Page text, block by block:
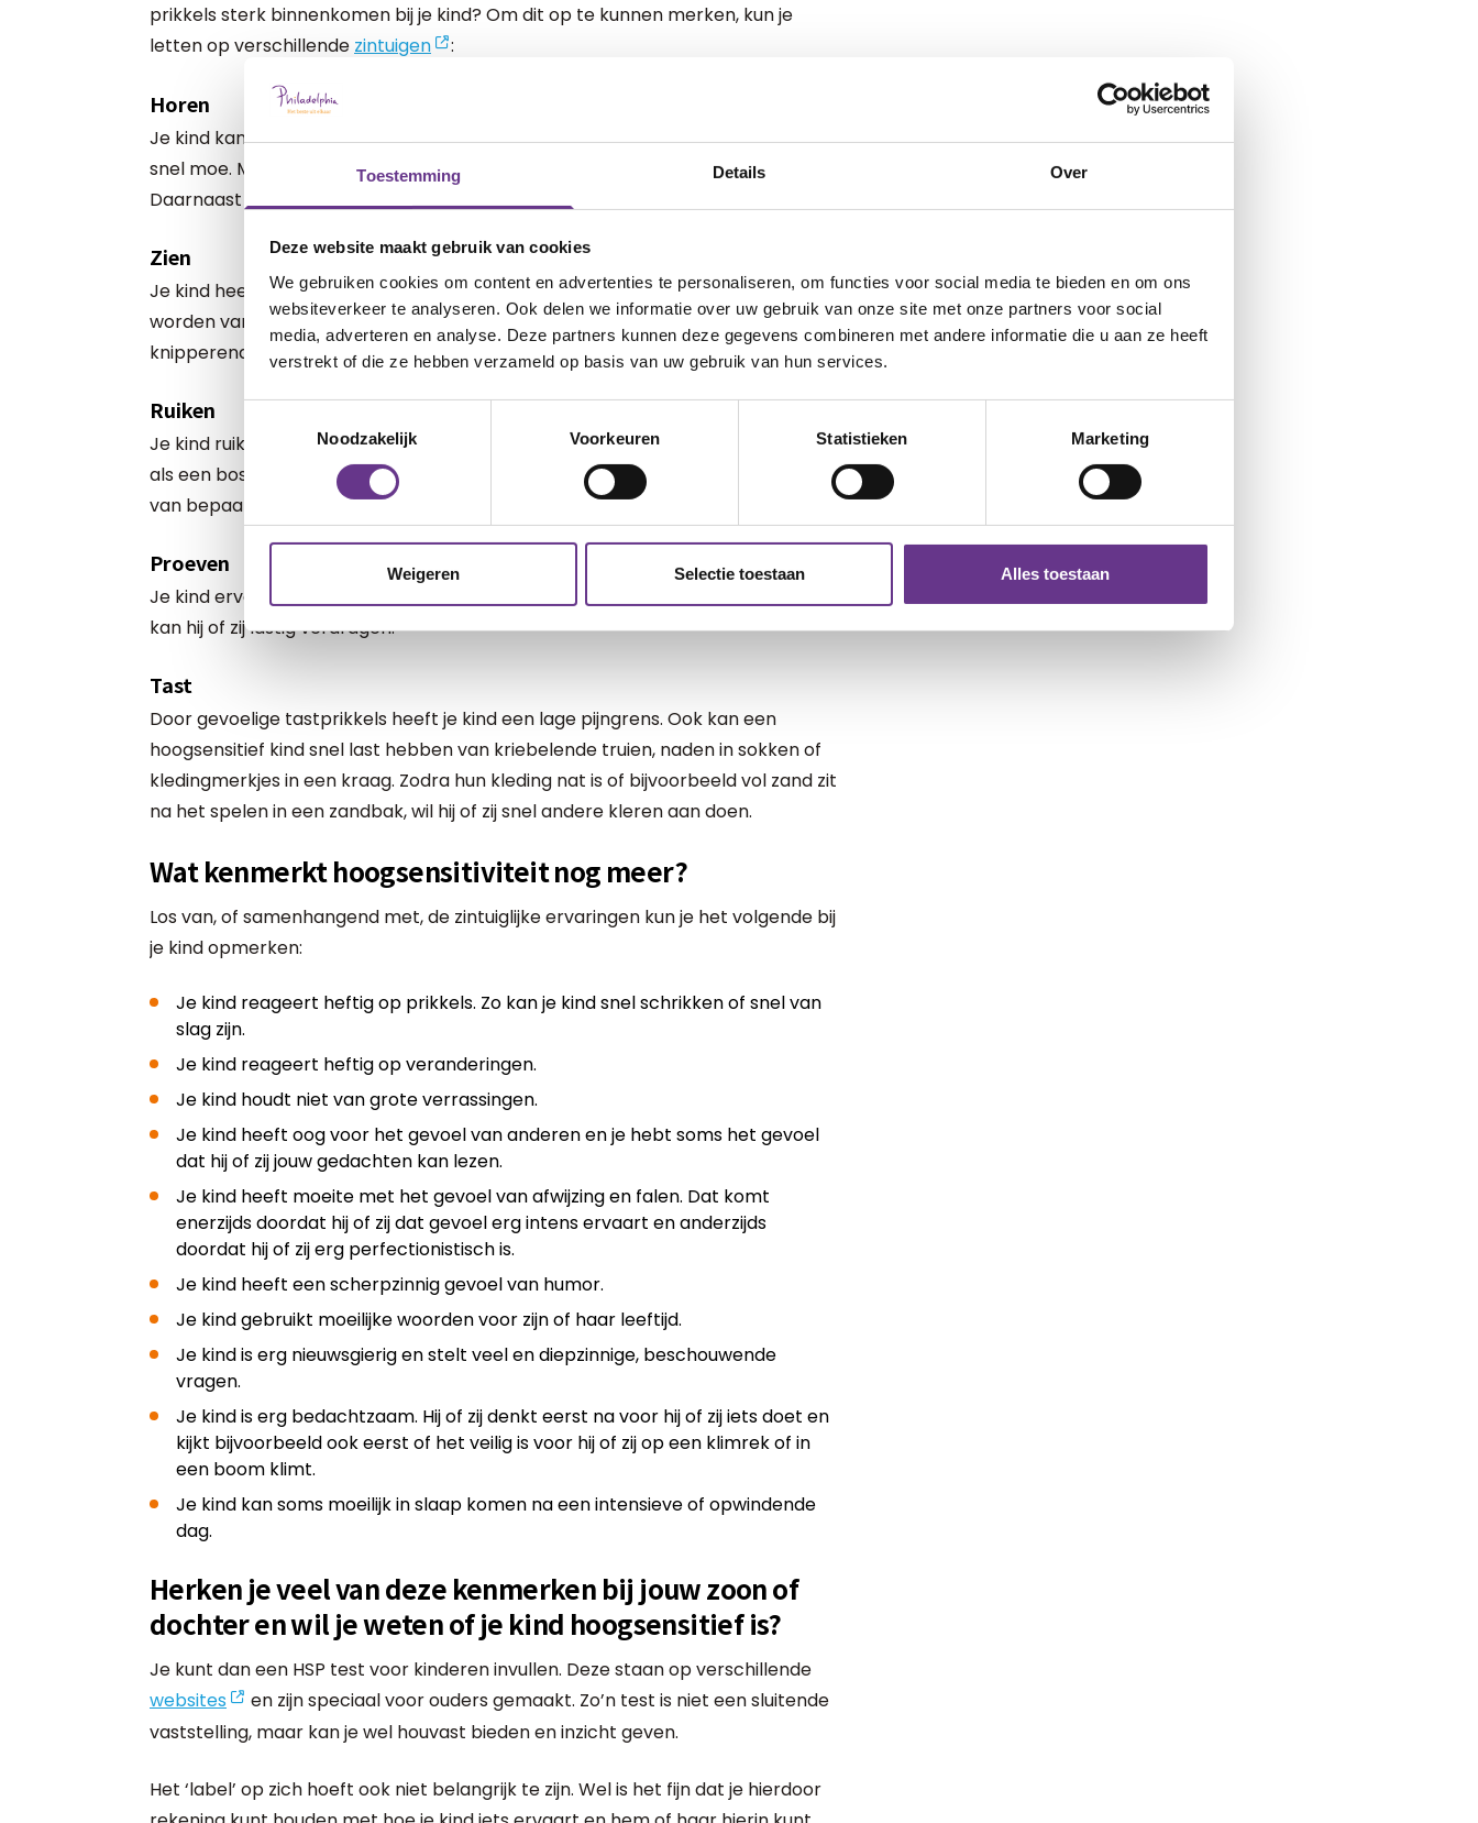
Toestemming Details Over
Deze website maakt gebruik van cookies
We gebruiken cookies om content en advertenties te personaliseren, om functies voor social media te bieden en om ons
websiteverkeer te analyseren. Ook delen we informatie over uw gebruik van onze site met onze partners voor social
media, adverteren en analyse. Deze partners kunnen deze gegevens combineren met andere informatie die u aan ze heeft
verstrekt of die ze hebben verzameld op basis van uw gebruik van hun services.
Noodzakelijk
Voorkeuren Statistieken Marketing
Weigeren Selectie toestaan Alles toestaan
prikkels sterk binnenkomen bij je kind? Om dit op te kunnen merken, kun je
letten op verschillende zintuigen :
Horen
Je kind kan slecht functioneren in een luidruchtige omgeving of wordt daar heel
snel moe. Misschien doet je kind wel letterlijk zijn of haar handen voor de oren.
Daarnaast heeft je kind de voorkeur voor rustige spelletjes.
Zien
Je kind heeft oog voor detail en ervaart licht sneller als fel. Ook kan je kind moe
worden van het zien van veel prikkels, bijvoorbeeld door een drukke video,
knipperende lampen en veel mensen.
Ruiken
Je kind ruikt geuren extra sterk. Hij of zij merkt stank snel op, maar ruikt het ook
als een bos bloemen in een ruimte staan. Je kind kan ook onpasselijk worden
van bepaalde geuren, zoals zweet of een bepaalde parfum.
Proeven
Je kind ervaart smaken erg sterk. Ook sommige smaken of texturen van eten
kan hij of zij lastig verdragen.
Tast
Door gevoelige tastprikkels heeft je kind een lage pijngrens. Ook kan een
hoogsensitief kind snel last hebben van kriebelende truien, naden in sokken of
kledingmerkjes in een kraag. Zodra hun kleding nat is of bijvoorbeeld vol zand zit
na het spelen in een zandbak, wil hij of zij snel andere kleren aan doen.
Wat kenmerkt hoogsensitiviteit nog meer?
Los van, of samenhangend met, de zintuiglijke ervaringen kun je het volgende bij
je kind opmerken:
Je kind reageert heftig op prikkels. Zo kan je kind snel schrikken of snel van
slag zijn.
Je kind reageert heftig op veranderingen.
Je kind houdt niet van grote verrassingen.
Je kind heeft oog voor het gevoel van anderen en je hebt soms het gevoel
dat hij of zij jouw gedachten kan lezen.
Je kind heeft moeite met het gevoel van afwijzing en falen. Dat komt
enerzijds doordat hij of zij dat gevoel erg intens ervaart en anderzijds
doordat hij of zij erg perfectionistisch is.
Je kind heeft een scherpzinnig gevoel van humor.
Je kind gebruikt moeilijke woorden voor zijn of haar leeftijd.
Je kind is erg nieuwsgierig en stelt veel en diepzinnige, beschouwende
vragen.
Je kind is erg bedachtzaam. Hij of zij denkt eerst na voor hij of zij iets doet en
kijkt bijvoorbeeld ook eerst of het veilig is voor hij of zij op een klimrek of in
een boom klimt.
Je kind kan soms moeilijk in slaap komen na een intensieve of opwindende
dag.
Herken je veel van deze kenmerken bij jouw zoon of
dochter en wil je weten of je kind hoogsensitief is?
Je kunt dan een HSP test voor kinderen invullen. Deze staan op verschillende
websites
en zijn speciaal voor ouders gemaakt. Zo’n test is niet een sluitende
vaststelling, maar kan je wel houvast bieden en inzicht geven.
Het ‘label’ op zich hoeft ook niet belangrijk te zijn. Wel is het fijn dat je hierdoor